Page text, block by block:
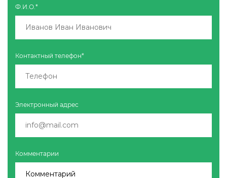
Ф.И.О.*
Контактный телефон*
Электронный адрес
Комментарии